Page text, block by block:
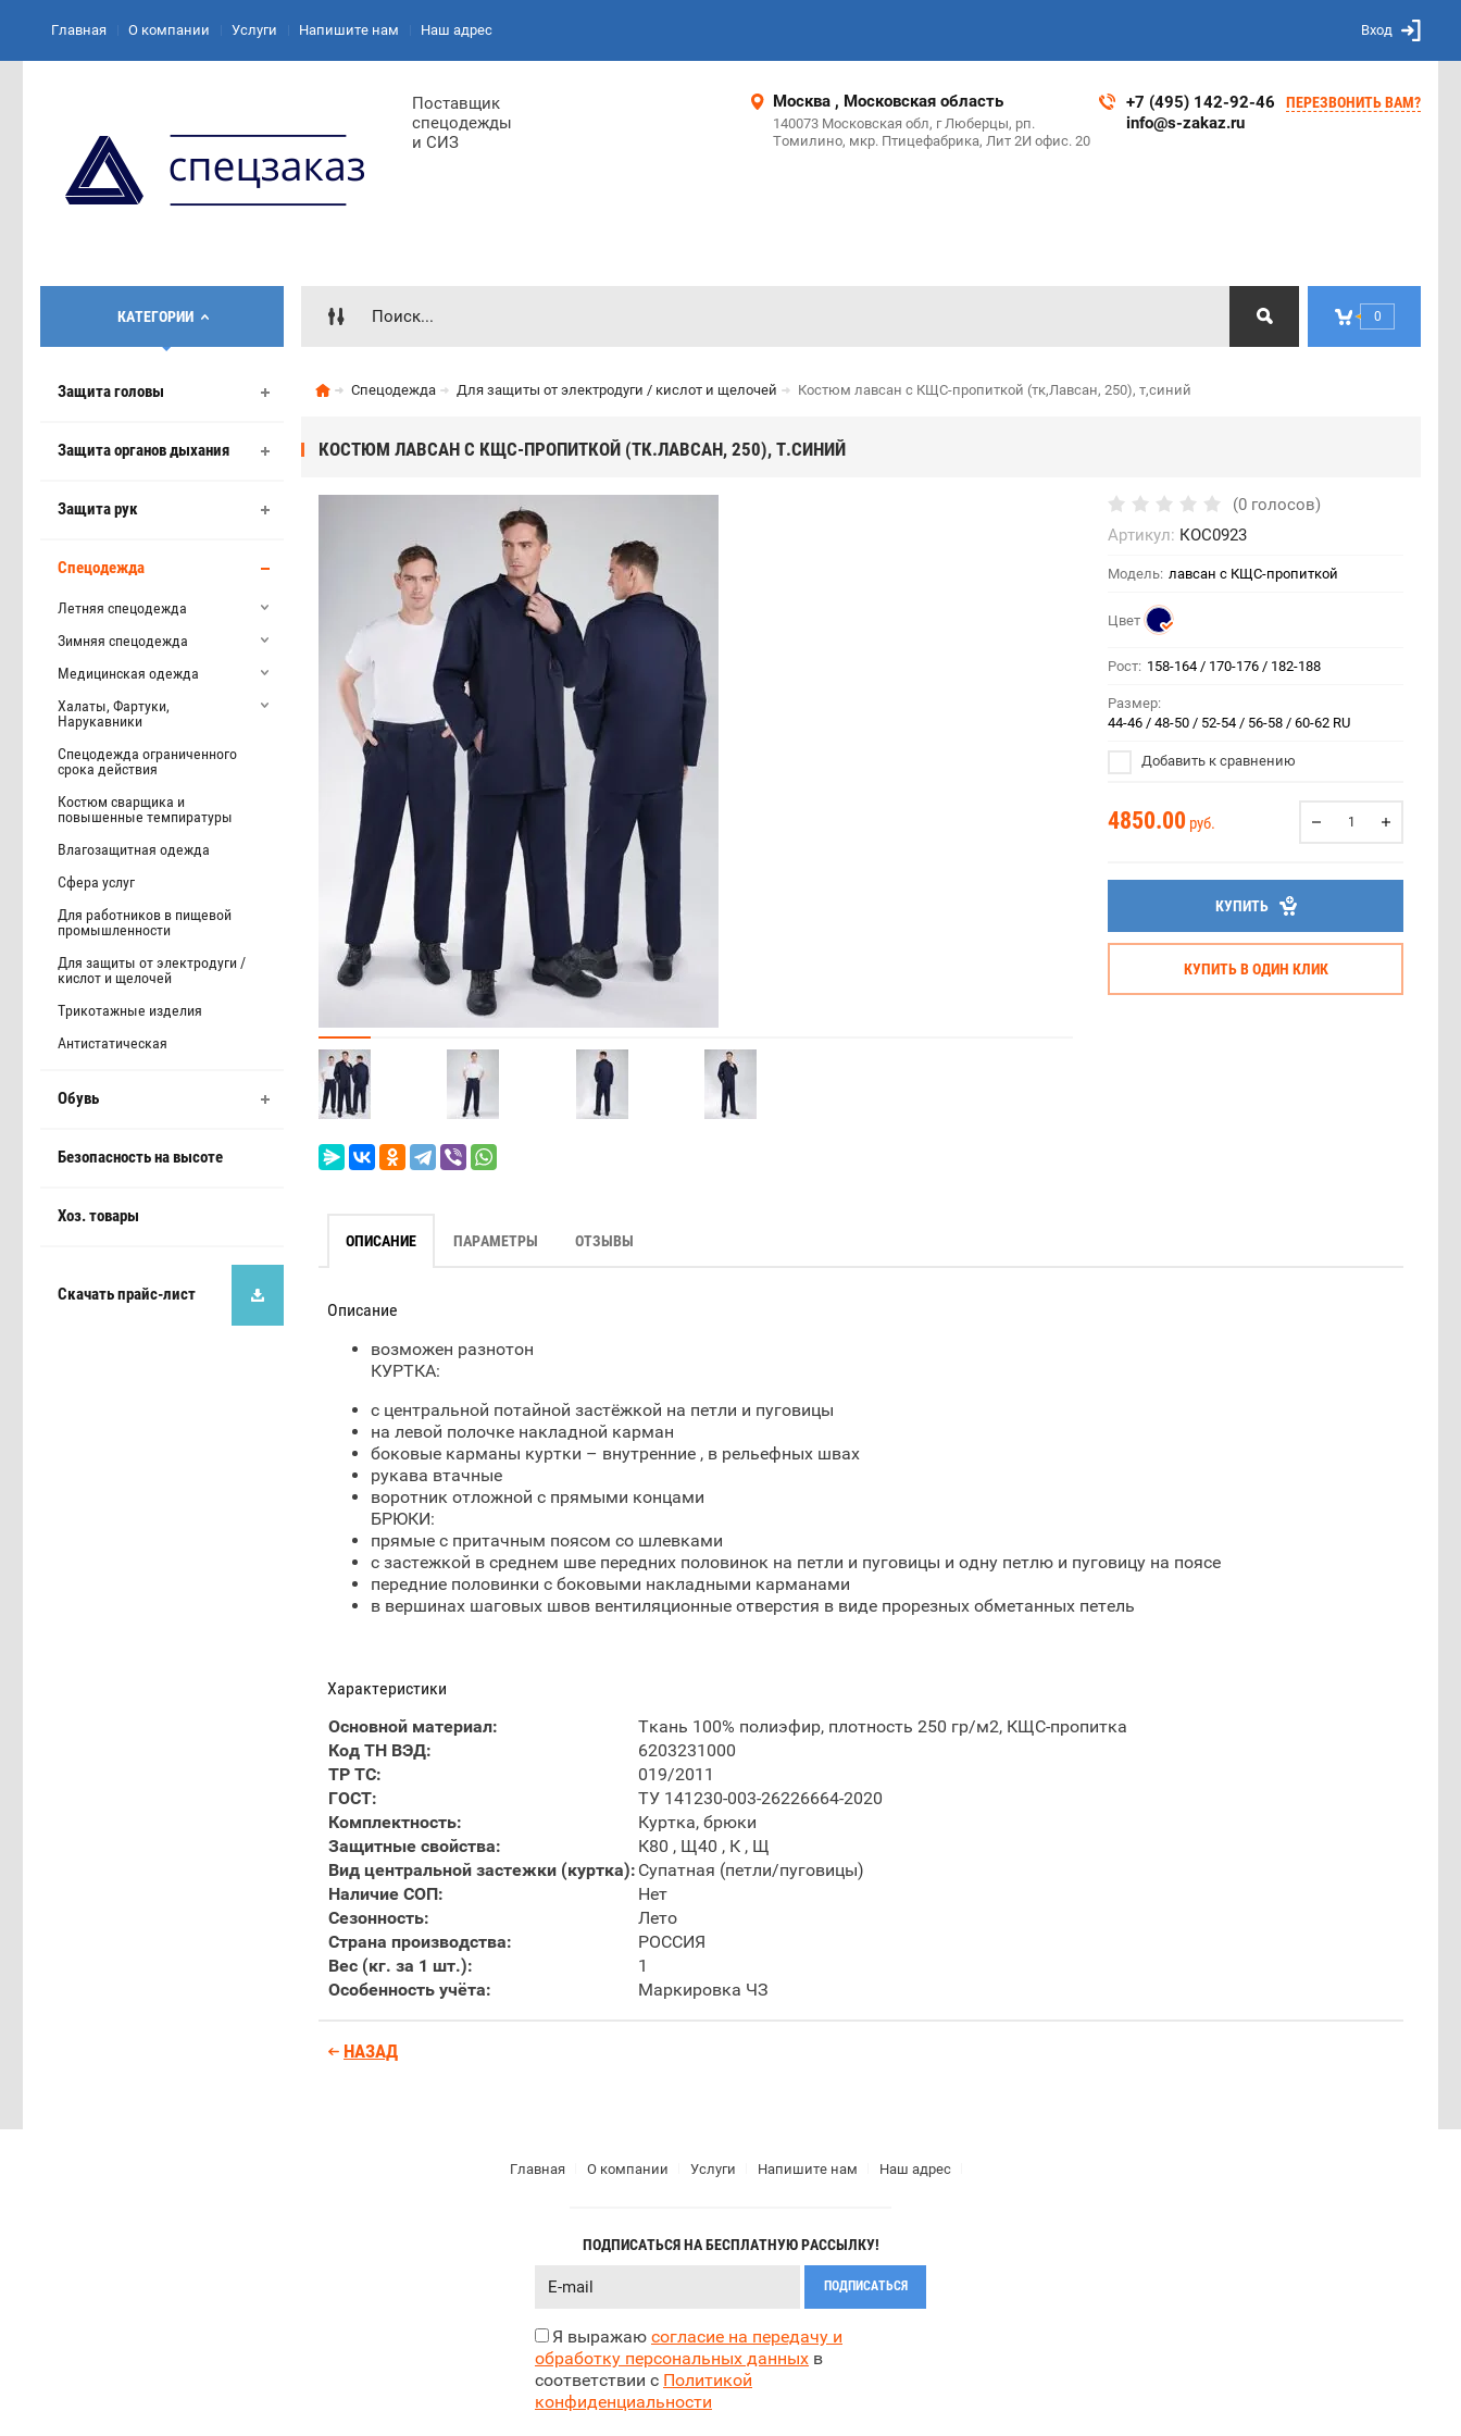
Главная О компании Услуги Напишите нам Наш адрес Вход
Поставщик
спецодежды
и СИЗ
Москва , Московская область
140073 Московская обл, г Люберцы, рп.
Томилино, мкр. Птицефабрика, Лит 2И офис. 20
+7 (495) 142-92-46
info@s-zakaz.ru
ПЕРЕЗВОНИТЬ ВАМ?
КАТЕГОРИИ 0
Защита головы
Защита органов дыхания
Защита рук
Спецодежда
Летняя спецодежда
Зимняя спецодежда
Медицинская одежда
Халаты, Фартуки,
Нарукавники
Спецодежда ограниченного
срока действия
Костюм сварщика и
повышенные темпиратуры
Влагозащитная одежда
Сфера услуг
Для работников в пищевой
промышленности
Для защиты от электродуги /
кислот и щелочей
Трикотажные изделия
Антистатическая
Обувь
Безопасность на высоте
Хоз. товары
Скачать прайс-лист
Спецодежда Для защиты от электродуги / кислот и щелочей Костюм лавсан с КЩС-пропиткой (тк,Лавсан, 250), т,синий
КОСТЮМ ЛАВСАН С КЩС-ПРОПИТКОЙ (ТК.ЛАВСАН, 250), Т.СИНИЙ
(0 голосов)
Артикул: КОС0923
Модель: лавсан с КЩС-пропиткой
Цвет
Рост: 158-164 / 170-176 / 182-188
Размер:
44-46 / 48-50 / 52-54 / 56-58 / 60-62 RU
Добавить к сравнению
4850.00 руб.
КУПИТЬ
КУПИТЬ В ОДИН КЛИК
ОПИСАНИЕ ПАРАМЕТРЫ ОТЗЫВЫ
Описание
возможен разнотон
КУРТКА:
с центральной потайной застёжкой на петли и пуговицы
на левой полочке накладной карман
боковые карманы куртки – внутренние , в рельефных швах
рукава втачные
воротник отложной с прямыми концами
БРЮКИ:
прямые с притачным поясом со шлевками
с застежкой в среднем шве передних половинок на петли и пуговицы и одну петлю и пуговицу на поясе
передние половинки с боковыми накладными карманами
в вершинах шаговых швов вентиляционные отверстия в виде прорезных обметанных петель
Характеристики
Основной материал:
Ткань 100% полиэфир, плотность 250 гр/м2, КЩС-пропитка
Код ТН ВЭД:
6203231000
ТР ТС:
019/2011
ГОСТ:
ТУ 141230-003-26226664-2020
Комплектность:
Куртка, брюки
Защитные свойства:
К80 , Щ40 , К , Щ
Вид центральной застежки (куртка): Супатная (петли/пуговицы)
Наличие СОП:
Нет
Сезонность:
Лето
Страна производства:
РОССИЯ
Вес (кг. за 1 шт.):
1
Особенность учёта:
Маркировка ЧЗ
НАЗАД
Главная О компании Услуги Напишите нам Наш адрес
ПОДПИСАТЬСЯ НА БЕСПЛАТНУЮ РАССЫЛКУ!
Я выражаю согласие на передачу и
обработку персональных данных в
соответствии с Политикой
конфиденциальности
ПОДПИСАТЬСЯ